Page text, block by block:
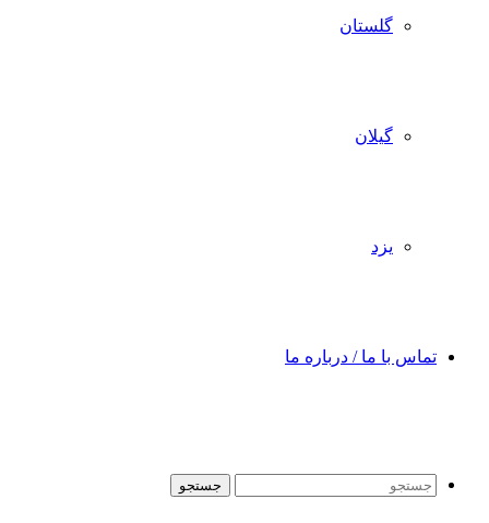
گلستان
گیلان
یزد
تماس با ما / درباره ما
جستجو